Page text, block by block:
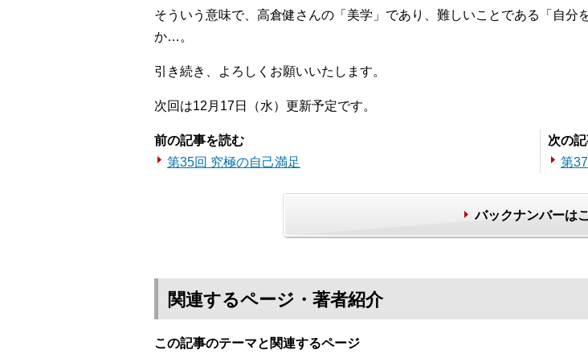
そういう意味で、高倉健さんの「美学」であり、難しいことである「自分
か…。
引き続き、よろしくお願いいたします。
次回は12月17日（水）更新予定です。
前の記事を読む
第35回 究極の自己満足
次の
第
バックナンバーは
関連するページ・著者紹介
この記事のテーマと関連するページ